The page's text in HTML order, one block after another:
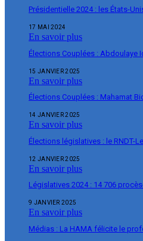
Présidentielle 2024 : les États-
17 MAI 2024
En savoir plus
Élections Couplées : Abdoulaye
15 JANVIER 2025
En savoir plus
Élections Couplées : Mahamat
14 JANVIER 2025
En savoir plus
Élections législatives : le RNDT-
12 JANVIER 2025
En savoir plus
Législatives 2024 : 14 706
9 JANVIER 2025
En savoir plus
Médias : La HAMA félicite le